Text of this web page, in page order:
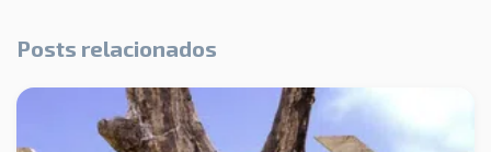
Posts relacionados